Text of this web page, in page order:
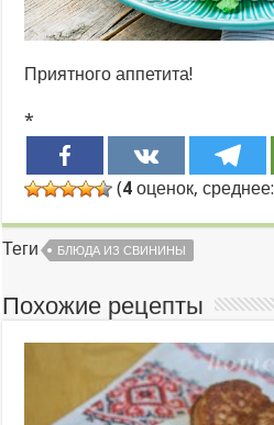
Приятного аппетита!
*
(4 оценок, среднее:
Теги БЛЮДА ИЗ СВИНИНЫ
Похожие рецепты